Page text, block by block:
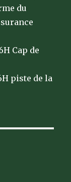
du
Cap de
piste de la